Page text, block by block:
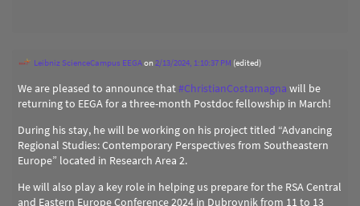
Leibniz ScienceCampus EEGAon2/13/2024, 1:10:37 PM (edited)
We are pleased to announce that#ChristianCostamagna will be
returning to EEGA for a three-month Postdoc fellowship in March!
During his stay, he will be working on his project titled “Advancing
Regional Studies: Contemporary Perspectives from Southeastern
Europe” located in Research Area 2.
He will also play a key role in helping us prepare for the RSA Central
and Eastern Europe Conference 2024 in Dubrovnik from 11 to 13